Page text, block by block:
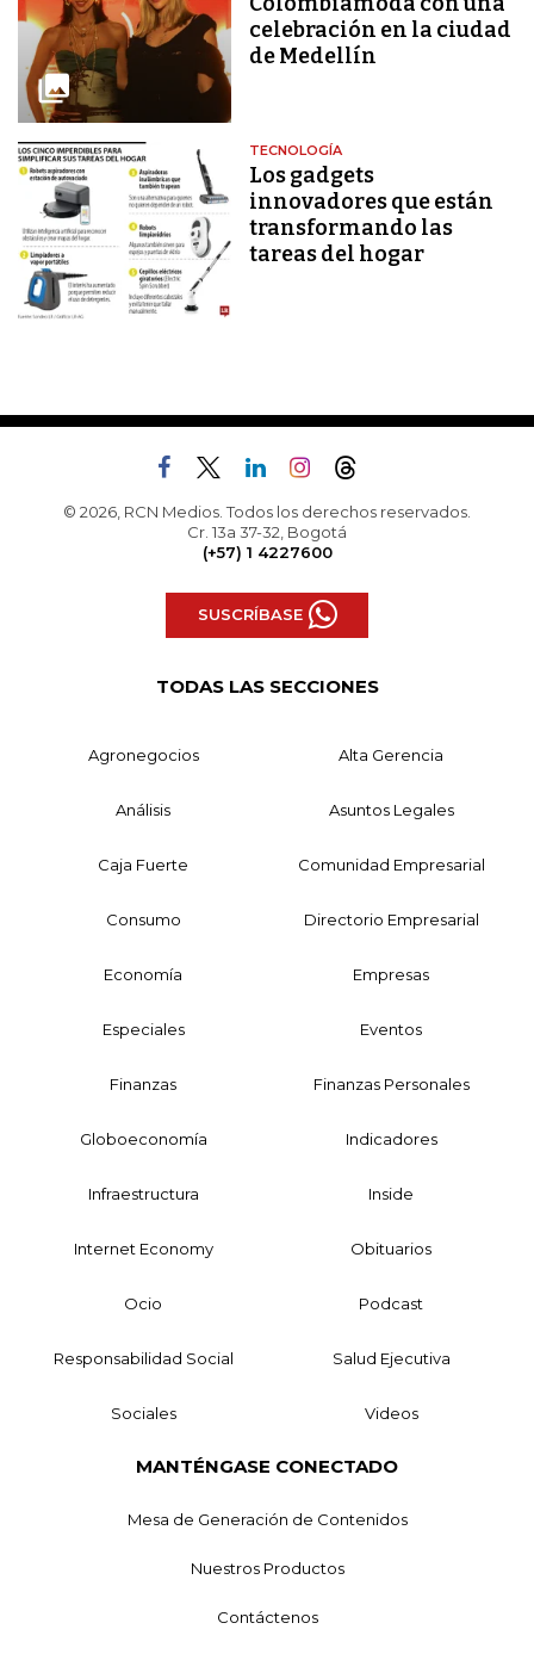
celebración en la ciudad
de Medellín
TECNOLOGÍA
Los gadgets
innovadores que están
transformando las
tareas del hogar
© 2026, RCN Medios. Todos los derechos reservados.
Cr. 13a 37-32, Bogotá
(+57) 1 4227600
SUSCRÍBASE
TODAS LAS SECCIONES
Agronegocios Alta Gerencia
Análisis Asuntos Legales
Caja Fuerte Comunidad Empresarial
Consumo Directorio Empresarial
Economía Empresas
Especiales Eventos
Finanzas Finanzas Personales
Globoeconomía Indicadores
Infraestructura Inside
Internet Economy Obituarios
Ocio Podcast
Responsabilidad Social Salud Ejecutiva
Sociales Videos
MANTÉNGASE CONECTADO
Mesa de Generación de Contenidos
Nuestros Productos
Contáctenos